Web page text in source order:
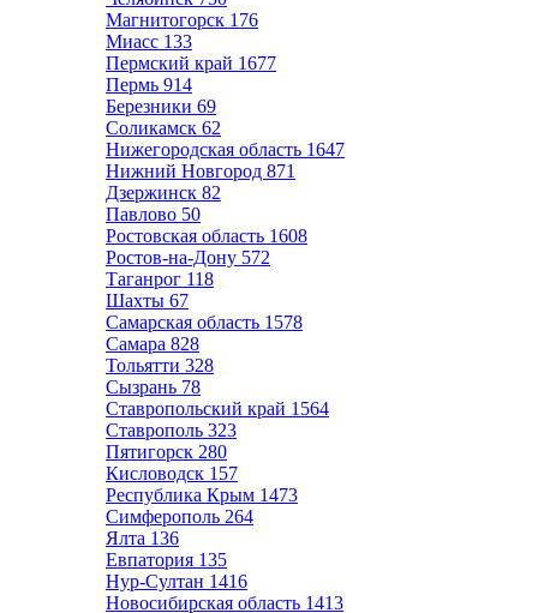
Магнитогорск 176
Миасс 133
Пермский край 1677
Пермь 914
Березники 69
Соликамск 62
Нижегородская область 1647
Нижний Новгород 871
Дзержинск 82
Павлово 50
Ростовская область 1608
Ростов-на-Дону 572
Таганрог 118
Шахты 67
Самарская область 1578
Самара 828
Тольятти 328
Сызрань 78
Ставропольский край 1564
Ставрополь 323
Пятигорск 280
Кисловодск 157
Республика Крым 1473
Симферополь 264
Ялта 136
Евпатория 135
Нур-Султан 1416
Новосибирская область 1413